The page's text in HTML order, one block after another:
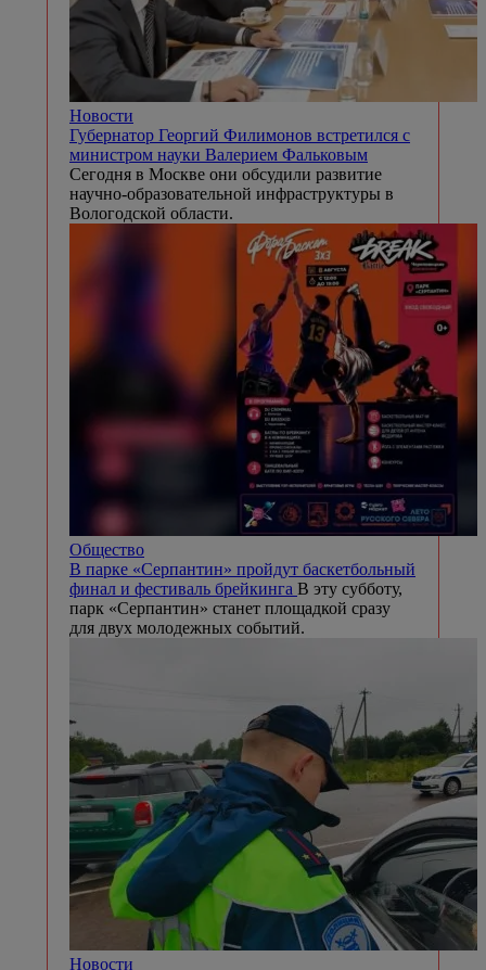
Новости
Губернатор Георгий Филимонов встретился с
министром науки Валерием Фальковым
Сегодня в Москве они обсудили развитие
научно-образовательной инфраструктуры в
Вологодской области.
Общество
В парке «Серпантин» пройдут баскетбольный
финал и фестиваль брейкинга В эту субботу,
парк «Серпантин» станет площадкой сразу
для двух молодежных событий.
Новости